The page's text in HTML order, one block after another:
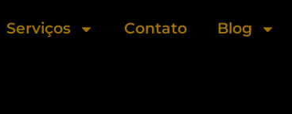
Serviços Contato Blog